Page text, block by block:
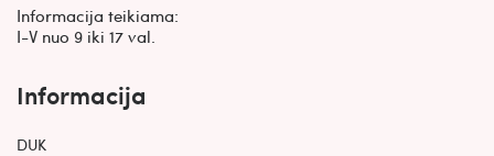
Informacija teikiama:
I-V nuo 9 iki 17 val.
Informacija
DUK